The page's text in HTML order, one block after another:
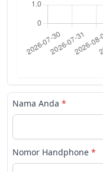
Nama Anda *
Nomor Handphone *